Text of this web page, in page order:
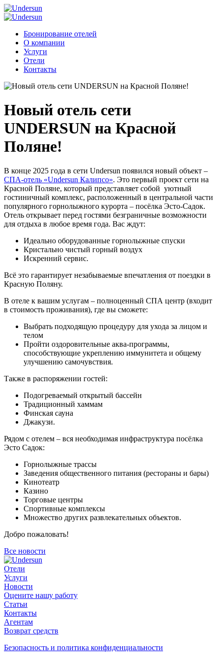
Бронирование отелей
О компании
Услуги
Отели
Контакты
Новый отель сети
UNDERSUN на Красной
Поляне!
В конце 2025 года в сети Undersun появился новый объект –
СПА-отель «Undersun Калипсо». Это первый проект сети на
Красной Поляне, который представляет собой уютный
гостиничный комплекс, расположенный в центральной части
популярного горнолыжного курорта – посёлка Эсто-Садок.
Отель открывает перед гостями безграничные возможности
для отдыха в любое время года. Вас ждут:
Идеально оборудованные горнолыжные спуски
Кристально чистый горный воздух
Искренний сервис.
Всё это гарантирует незабываемые впечатления от поездки в
Красную Поляну.
В отеле к вашим услугам – полноценный СПА центр (входит
в стоимость проживания), где вы сможете:
Выбрать подходящую процедуру для ухода за лицом и
телом
Пройти оздоровительные аква-программы,
способствующие укреплению иммунитета и общему
улучшению самочувствия.
Также в распоряжении гостей:
Подогреваемый открытый бассейн
Традиционный хаммам
Финская сауна
Джакузи.
Рядом с отелем – вся необходимая инфраструктура посёлка
Эсто Садок:
Горнолыжные трассы
Заведения общественного питания (рестораны и бары)
Кинотеатр
Казино
Торговые центры
Спортивные комплексы
Множество других развлекательных объектов.
Добро пожаловать!
Все новости
Отели
Услуги
Новости
Оцените нашу работу
Статьи
Контакты
Агентам
Возврат средств
Безопасность и политика конфиденциальности